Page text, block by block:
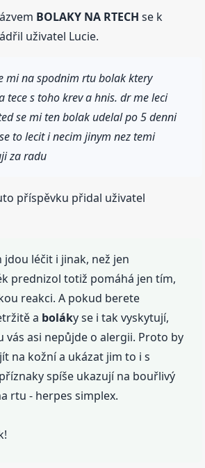
BOLAKY NA RTECH se k
uživatel Lucie.
mi na spodnim rtu bolak ktery
tece s toho krev a hnis. dr me leci
se mi ten bolak udelal po 5 denni
to lecit i necim jinym nez temi
za radu
příspěvku přidal uživatel
jdou léčit i jinak, než jen
prednizol totiž pomáhá jen tím,
reakci. A pokud berete
a boláky se i tak vyskytují,
vás asi nepůjde o alergii. Proto by
na kožní a ukázat jim to i s
spíše ukazují na bouřlivý
rtu - herpes simplex.